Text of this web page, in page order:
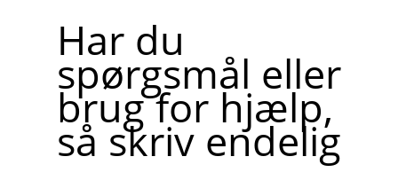
Har du
spørgsmål eller
brug for hjælp,
så skriv endelig